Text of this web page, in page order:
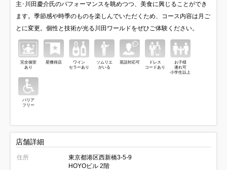
主･川田慶介氏のパフォーマンスを眺めつつ、美食に興じることができ
ます。季節感や時季のものを楽しんでいただくため、コース内容は月ご
とに変更。個性と技術が光る川田ワールドをぜひご体験ください。
完全個室
あり
星獲得店
ワイン
セラーあり
ソムリエ
がいる
英語対応可
ドレス
コードあり
お子様
連れ可
小学生以上
バリア
フリー
店舗詳細
住所
東京都港区西新橋3-5-9
HOYOビル 2階